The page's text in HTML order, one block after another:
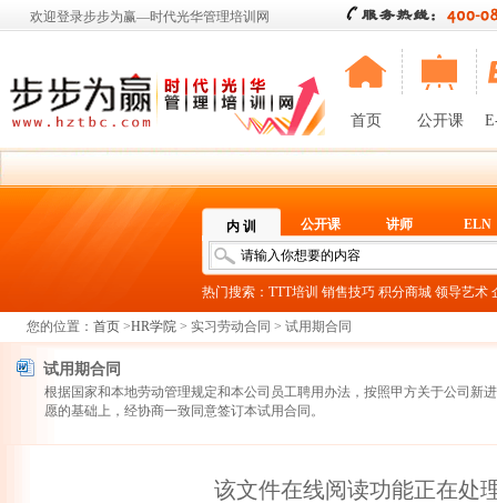
欢迎登录步步为赢—时代光华管理培训网
首页 公开课
内 训 公开课 讲师 ELN
热门搜索： TTT培训 销售技巧 积分商城 领导艺术
您的位置： 首页 >HR学院 > 实习劳动合同 > 试用期合同
试用期合同
根据国家和本地劳动管理规定和本公司员工聘用办法，按照甲方关于公司新
愿的基础上，经协商一致同意签订本试用合同。
该文件在线阅读功能正在处